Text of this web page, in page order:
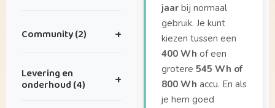
Community (2) +
een leuke
Levering en
onderhoud (4) +
jaar bij normaal
gebruik. Je kunt
kiezen tussen een
400 Wh of een
grotere545 Wh of
800 Whaccu. En als
je hem goed